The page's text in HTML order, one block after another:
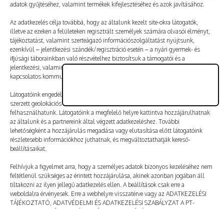
adatok gyűjtéséhez, valamint termékek kifejlesztéséhez és azok javításához.
Az adatkezelés célja továbbá, hogy az általunk kezelt site-okra látogatók,
illetve az ezeken a felületeken regisztrált személyek számára olvasói élményt,
tájékoztatást, valamint szerteágazó információszolgáltatást nyújtsunk,
ezenkívül – jelentkezési szándék/regisztráció esetén – a nyári gyermek- és
ifjúsági táborainkban való részvételhez biztosítsuk a támogatói és a
jelentkezési, valamint a számlázási feltételeket és a táborszervezéssel
kapcsolatos kommunikációt.
Látogatóink engedélyével mi és a partnereink eszközleolvasásos módszerrel
szerzett geolokációs adatokat és azonosítási információkat is
felhasználhatunk. Látogatóink a megfelelő helyre kattintva hozzájárulhatnak
az általunk és a partnereink által végzett adatkezeléshez. További
lehetőségként a hozzájárulás megadása vagy elutasítása előtt látogatóink
részletesebb információkhoz juthatnak, és megváltoztathatják kereső-
beállításaikat.
Felhívjuk a figyelmet arra, hogy a személyes adatok bizonyos kezeléséhez nem
feltétlenül szükséges az érintett hozzájárulása, akinek azonban jogában áll
tiltakozni az ilyen jellegű adatkezelés ellen. A beállítások csak erre a
weboldalra érvényesek. Erre a webhelyre visszatérve vagy az ADATKEZELÉSI
TÁJÉKOZTATÓ, ADATVÉDELMI ÉS ADATKEZELÉSI SZABÁLYZAT A PT-
Az e-mail-címet nem tesszük közzé. A kötelező mezőket
*karakterrel jelöltük
A nevem, e-mail-címem, és weboldalcímem mentése
a böngészőben a következő hozzászólásomhoz.